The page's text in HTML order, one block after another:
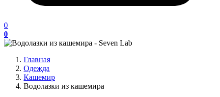
0
0
Главная
Одежда
Кашемир
Водолазки из кашемира